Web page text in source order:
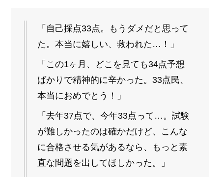
「自己採点33点。もうダメだと思って
た。本当に嬉しい、救われた…！」
「この1ヶ月、どこを見ても34点予想
ばかりで精神的に辛かった。33点民、
本当におめでとう！」
「去年37点で、今年33点って…。試験
が難しかったのは確かだけど、こんな
に合格させる気があるなら、もっと素
直な問題を出してほしかった。」